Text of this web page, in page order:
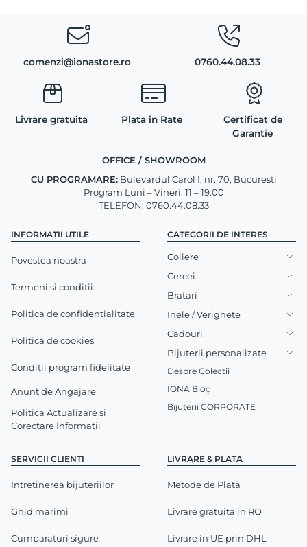
comenzi@ionastore.ro 0760.44.08.33
Livrare gratuita Plata in Rate
Certificat de
Garantie
INFORMATII UTILE
Povestea noastra
Termeni si conditii
Politica de confidentialitate
Politica de cookies
Conditii program fidelitate
Anunt de Angajare
Politica Actualizare si
Corectare Informatii
SERVICII CLIENTI
Intretinerea bijuteriilor
Ghid marimi
Cumparaturi sigure
LIVRARE & PLATA
Metode de Plata
Livrare gratuita in RO
Livrare in UE prin DHL
OFFICE / SHOWROOM
CU PROGRAMARE:Bulevardul Carol I, nr. 70, Bucuresti
Program Luni – Vineri: 11 – 19.00
TELEFON: 0760.44.08.33
CATEGORII DE INTERES
Coliere
Cercei
Bratari
Inele / Verighete
Cadouri
Bijuterii personalizate
Despre Colectii
IONA Blog
Bijuterii CORPORATE